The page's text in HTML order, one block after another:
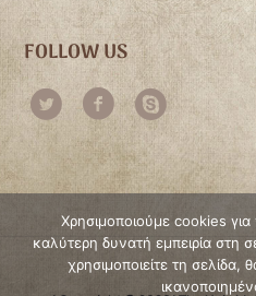
FOLLOW US
Χρησιμοποιούμε cookies
καλύτερη δυνατή εμπειρία στη
χρησιμοποιείτε τη